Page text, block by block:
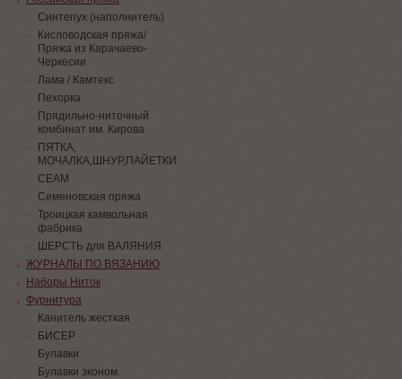
Синтепух (наполнитель)
Кисловодская пряжа/
Пряжа из Карачаево-
Черкесии
Лама / Камтекс
Пехорка
Прядильно-ниточный
комбинат им. Кирова
ПЯТКА,
МОЧАЛКА,ШНУР,ПАЙЕТКИ
СЕАМ
Семеновская пряжа
Троицкая камвольная
фабрика
ШЕРСТЬ для ВАЛЯНИЯ
ЖУРНАЛЫ ПО ВЯЗАНИЮ
Наборы Ниток
Фурнитура
Канитель жесткая
БИСЕР
Булавки
Булавки эконом.